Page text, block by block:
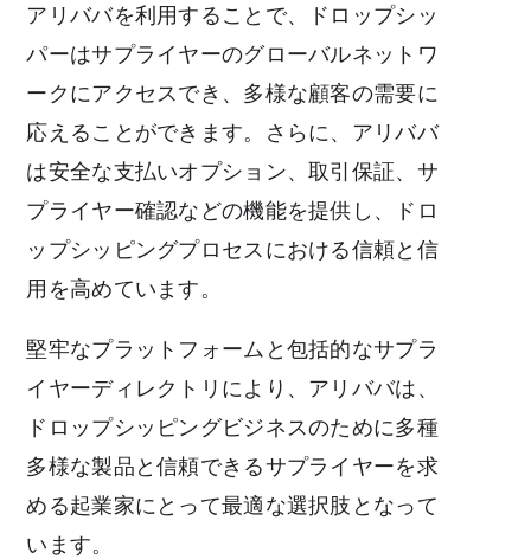
アリババを利用することで、ドロップシッ
パーはサプライヤーのグローバルネットワ
ークにアクセスでき、多様な顧客の需要に
応えることができます。さらに、アリババ
は安全な支払いオプション、取引保証、サ
プライヤー確認などの機能を提供し、ドロ
ップシッピングプロセスにおける信頼と信
用を高めています。
堅牢なプラットフォームと包括的なサプラ
イヤーディレクトリにより、アリババは、
ドロップシッピングビジネスのために多種
多様な製品と信頼できるサプライヤーを求
める起業家にとって最適な選択肢となって
います。